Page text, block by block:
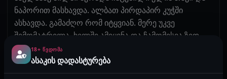
ნაპორით მასხავდა. ალბათ პირდაპირ კუჭში
ასხავდა. გამაძღო რომ იტყვიან. მერე უკვე
შემომატრილა, ხელში ამიყვნა და ჩამომისვა ზედ.
მართლა პალოზე წამოგებულივით. ასე
ვფართხალებდი, არ მახსოვს რამდენი გავათავე, ან
მან რამდენი შემასხა, მაგრამ რომ გადმომსვა,
18+ ᲬᲕᲓᲝᲛᲐ
ასაკის დადასტურება